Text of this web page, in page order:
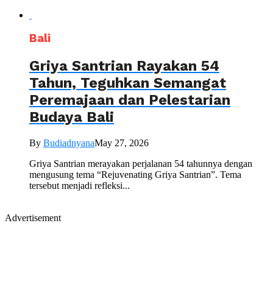
Bali
Griya Santrian Rayakan 54
Tahun, Teguhkan Semangat
Peremajaan dan Pelestarian
Budaya Bali
By BudiadnyanaMay 27, 2026
Griya Santrian merayakan perjalanan 54 tahunnya dengan
mengusung tema “Rejuvenating Griya Santrian”. Tema
tersebut menjadi refleksi...
Advertisement